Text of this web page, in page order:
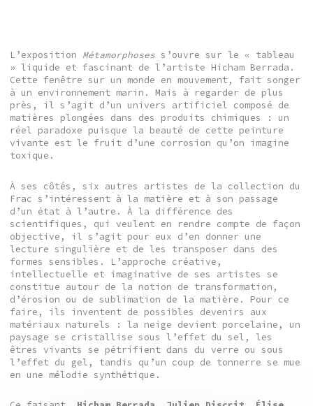
L’exposition Métamorphoses s’ouvre sur le « tableau
» liquide et fascinant de l’artiste Hicham Berrada.
Cette fenêtre sur un monde en mouvement, fait songer
à un environnement marin. Mais à regarder de plus
près, il s’agit d’un univers artificiel composé de
matières plongées dans des produits chimiques : un
réel paradoxe puisque la beauté de cette peinture
vivante est le fruit d’une corrosion qu’on imagine
toxique.
À ses côtés, six autres artistes de la collection du
Frac s’intéressent à la matière et à son passage
d’un état à l’autre. À la différence des
scientifiques, qui veulent en rendre compte de façon
objective, il s’agit pour eux d’en donner une
lecture singulière et de les transposer dans des
formes sensibles. L’approche créative,
intellectuelle et imaginative de ses artistes se
constitue autour de la notion de transformation,
d’érosion ou de sublimation de la matière. Pour ce
faire, ils inventent de possibles devenirs aux
matériaux naturels : la neige devient porcelaine, un
paysage se cristallise sous l’effet du sel, les
êtres vivants se pétrifient dans du verre ou sous
l’effet du gel, tandis qu’un coup de tonnerre se mue
en une mélodie synthétique.